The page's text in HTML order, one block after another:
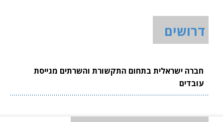
דרושים
חברה ישראלית בתחום התקשורת והשרתים מגייסת
עובדים